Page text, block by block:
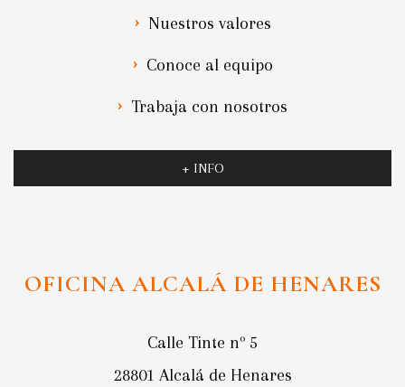
Nuestros valores
Conoce al equipo
Trabaja con nosotros
+ INFO
OFICINA ALCALÁ DE HENARES
Calle Tinte nº 5
28801 Alcalá de Henares